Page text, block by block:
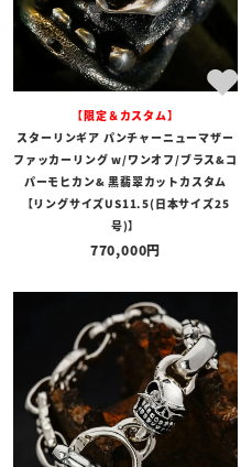
【限定＆カスタム】
スターリンギア パンチャーニューマザー
ファッカーリング w/ワンオフ/ブラス&コ
パーモヒカン& 黒翡翠カットカスタム
【リングサイズUS11.5(日本サイズ25
号)】
770,000